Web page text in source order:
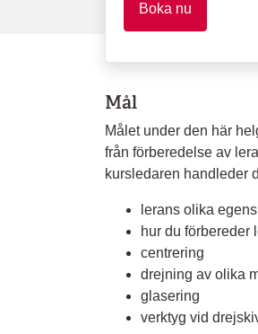
Boka nu
Mål
Målet under den här
från förberedelse av
kursledaren handleder
lerans olika
hur du förbereder
centrering
drejning av olika
glasering
verktyg vid